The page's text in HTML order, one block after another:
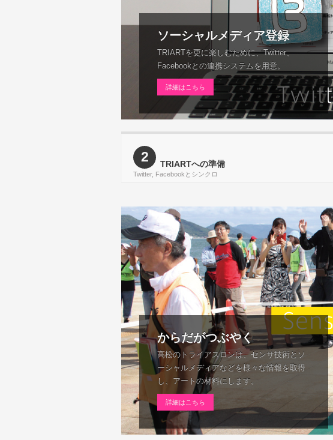
2 TRIARTへの準備
Twitter, Facebookとシンクロ
ソーシャルメディア登録
TRIARTを更に楽しむために、Twitter、
Facebookとの連携システムを用意。
詳細はこちら
からだがつぶやく
高松のトライアスロンは、センサ技術とソ
ーシャルメディアなどを様々な情報を取得
し、アートの材料にします。
詳細はこちら